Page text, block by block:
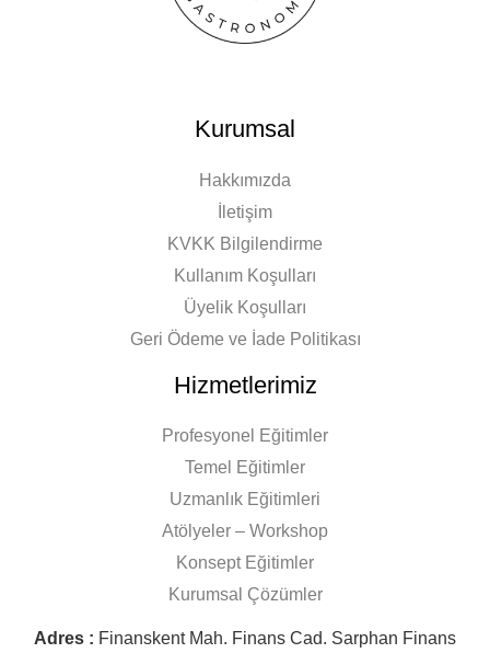
Kurumsal
Hakkımızda
İletişim
KVKK Bilgilendirme
Kullanım Koşulları
Üyelik Koşulları
Geri Ödeme ve İade Politikası
Hizmetlerimiz
Profesyonel Eğitimler
Temel Eğitimler
Uzmanlık Eğitimleri
Atölyeler – Workshop
Konsept Eğitimler
Kurumsal Çözümler
Adres : Finanskent Mah. Finans Cad. Sarphan Finans